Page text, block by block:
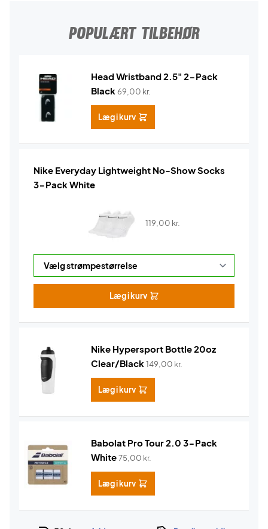
POPULÆRT TILBEHØR
Head Wristband 2.5" 2-Pack
Black69,00 kr.
Læg i kurv
Nike Everyday Lightweight No-Show Socks
3-Pack White
119,00 kr.
Læg i kurv
Nike Hypersport Bottle 20oz
Clear/Black149,00 kr.
Læg i kurv
Babolat Pro Tour 2.0 3-Pack
White75,00 kr.
Læg i kurv